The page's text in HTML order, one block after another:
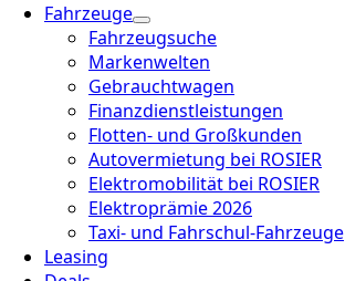
Fahrzeuge
Fahrzeugsuche
Markenwelten
Gebrauchtwagen
Finanzdienstleistungen
Flotten- und Großkunden
Autovermietung bei ROSIER
Elektromobilität bei ROSIER
Elektroprämie 2026
Taxi- und Fahrschul-Fahrzeuge
Leasing